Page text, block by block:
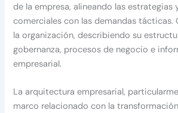
de la empresa, alineando las
comerciales con las demandas tácticas.
la organización, describiendo su
gobernanza, procesos de negocio e
empresarial.
La arquitectura empresarial,
marco relacionado con la